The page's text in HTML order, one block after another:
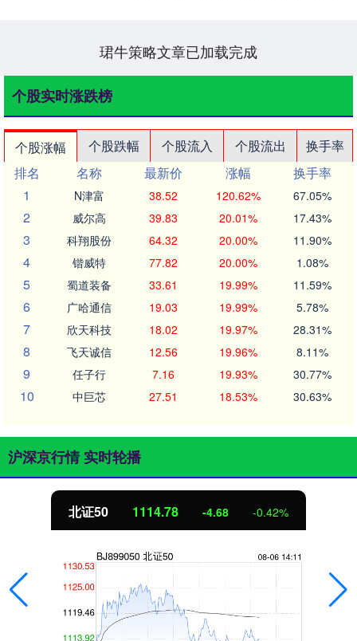
珺牛策略文章已加载完成
个股实时涨跌榜
个股涨幅 个股跌幅 个股流入 个股流出
换手率
排名
名称 最新价 涨幅
换手率
1
N津富 38.52 120.62% 67.05%
2 威尔高 39.83 20.01% 17.43%
3 科翔股份 64.32 20.00% 11.90%
4 锴威特 77.82 20.00% 1.08%
5 蜀道装备 33.61 19.99% 11.59%
6 广哈通信 19.03 19.99% 5.78%
7 欣天科技 18.02 19.97% 28.31%
8 飞天诚信 12.56 19.96% 8.11%
9 任子行 7.16 19.93% 30.77%
10 中巨芯 27.51 18.53% 30.63%
沪深京行情 实时轮播
创业板指 3487.71 -47.44